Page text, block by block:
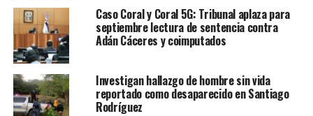
Caso Coral y Coral 5G: Tribunal aplaza para
septiembre lectura de sentencia contra
Adán Cáceres y coimputados
Investigan hallazgo de hombre sin vida
reportado como desaparecido en Santiago
Rodríguez